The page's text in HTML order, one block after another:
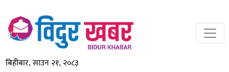
बिहीबार, साउन २१, २०८३